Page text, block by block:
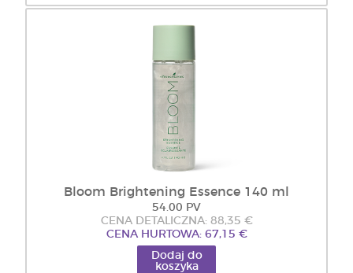
Bloom Brightening Essence 140 ml
54.00 PV
CENA DETALICZNA: 88,35 €
CENA HURTOWA: 67,15 €
Dodaj do
koszyka